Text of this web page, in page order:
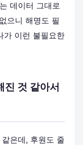
데이터 그대로
으니 해명도 필
가 이런 불필요한
진 것 같아서
은데, 후원도 줄